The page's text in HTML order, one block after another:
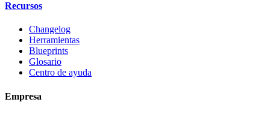
Recursos
Changelog
Herramientas
Blueprints
Glosario
Centro de ayuda
Empresa